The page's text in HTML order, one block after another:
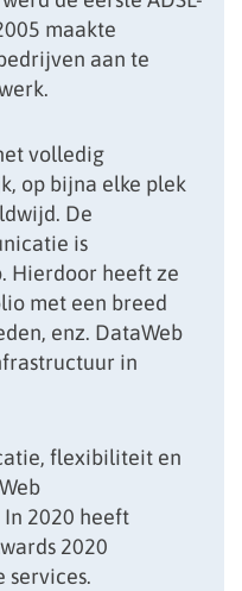
maakte
aan te
volledig
op bijna elke plek
De
is
Hierdoor heeft ze
met een breed
enz. DataWeb
in
flexibiliteit en
2020 heeft
2020
services.